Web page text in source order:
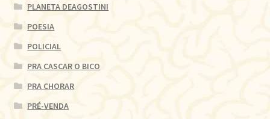
PLANETA DEAGOSTINI
POESIA
POLICIAL
PRA CASCAR O BICO
PRA CHORAR
PRÉ-VENDA